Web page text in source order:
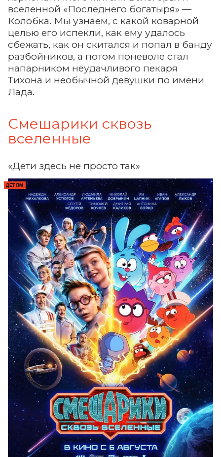
вселенной «Последнего богатыря» —
Колобка. Мы узнаем, с какой коварной
целью его испекли, как ему удалось
сбежать, как он скитался и попал в банду
разбойников, а потом поневоле стал
напарником неудачливого пекаря
Тихона и необычной девушки по имени
Лада.
Смешарики сквозь
вселенные
«Дети здесь не просто так»
ДЕТЯМ